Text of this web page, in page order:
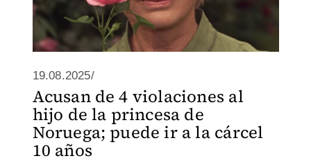
19.08.2025/
Acusan de 4 violaciones al
hijo de la princesa de
Noruega; puede ir a la cárcel
10 años